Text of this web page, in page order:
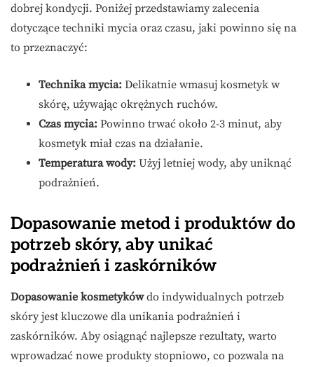
dobrej kondycji. Poniżej przedstawiamy zalecenia
dotyczące techniki mycia oraz czasu, jaki powinno się na
to przeznaczyć:
Technika mycia: Delikatnie wmasuj kosmetyk w
skórę, używając okrężnych ruchów.
Czas mycia: Powinno trwać około 2-3 minut, aby
kosmetyk miał czas na działanie.
Temperatura wody: Użyj letniej wody, aby uniknąć
podrażnień.
Dopasowanie metod i produktów do
potrzeb skóry, aby unikać
podrażnień i zaskórników
Dopasowanie kosmetykówdo indywidualnych potrzeb
skóry jest kluczowe dla unikania podrażnień i
zaskórników. Aby osiągnąć najlepsze rezultaty, warto
wprowadzać nowe produkty stopniowo, co pozwala na